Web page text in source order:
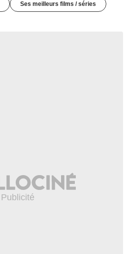
Ses meilleurs films / séries